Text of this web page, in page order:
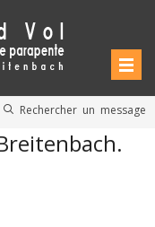
Rechercher un message